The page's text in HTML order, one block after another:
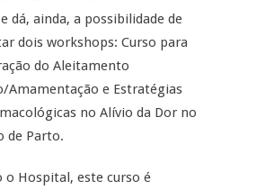
dá, ainda, a possibilidade de
dois workshops: Curso para
do Aleitamento
Amamentação e Estratégias
no Alívio da Dor no
de Parto.
o Hospital, este curso é